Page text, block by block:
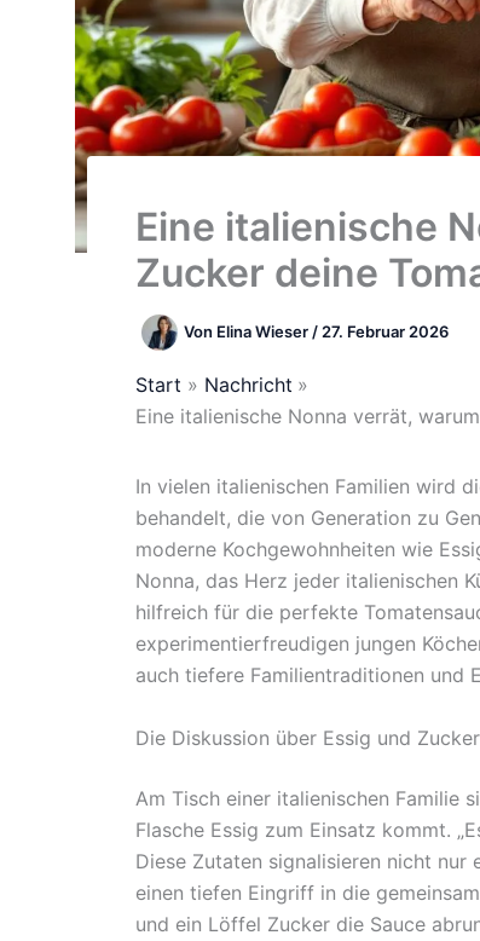
Eine italienische
Zucker deine
Von Elina Wieser / 27. Februar 2026
Start
Nachricht
Eine italienische Nonna verrät,
In vielen italienischen Familien wird
behandelt, die von Generation zu
moderne Kochgewohnheiten wie
Nonna, das Herz jeder italienischen
hilfreich für die perfekte
experimentierfreudigen jungen
auch tiefere Familientraditionen und
Die Diskussion über Essig und
Am Tisch einer italienischen Familie
Flasche Essig zum Einsatz kommt.
Diese Zutaten signalisieren nicht
einen tiefen Eingriff in die
und ein Löffel Zucker die Sauce